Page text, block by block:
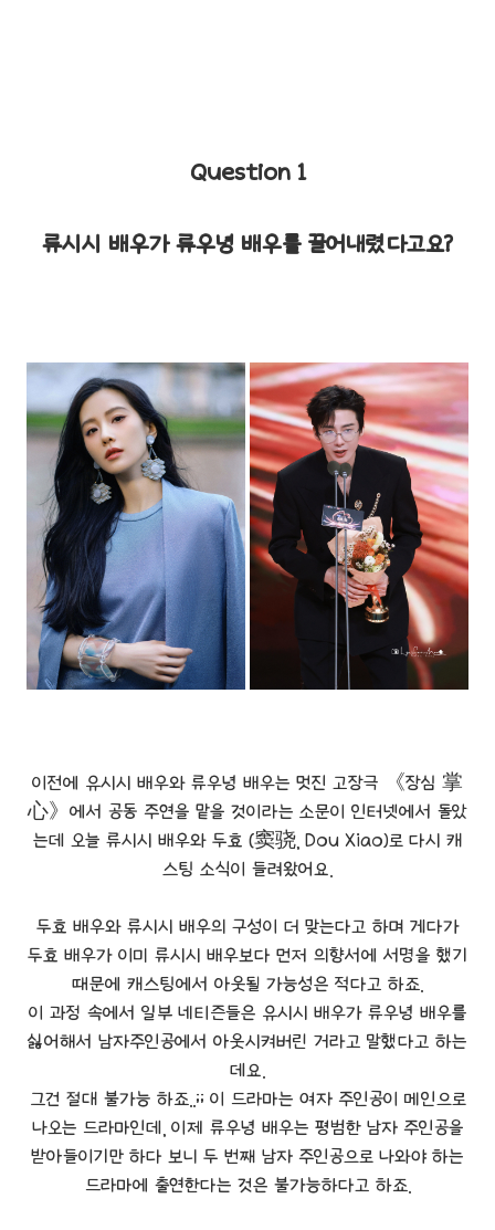
Question 1
류시시 배우가 류우녕 배우를 끌어내렸다고요?
이전에 유시시 배우와 류우녕 배우는 멋진 고장극 《장심 掌
心》에서 공동 주연을 맡을 것이라는 소문이 인터넷에서 돌았
는데 오늘 류시시 배우와 두효 (窦骁, Dou Xiao)로 다시 캐
스팅 소식이 들려왔어요.
두효 배우와 류시시 배우의 구성이 더 맞는다고 하며 게다가
두효 배우가 이미 류시시 배우보다 먼저 의향서에 서명을 했기
때문에 캐스팅에서 아웃될 가능성은 적다고 하죠.
이 과정 속에서 일부 네티즌들은 유시시 배우가 류우녕 배우를
싫어해서 남자주인공에서 아웃시켜버린 거라고 말했다고 하는
데요.
그건 절대 불가능 하죠..;; 이 드라마는 여자 주인공이 메인으로
나오는 드라마인데, 이제 류우녕 배우는 평범한 남자 주인공을
받아들이기만 하다 보니 두 번째 남자 주인공으로 나와야 하는
드라마에 출연한다는 것은 불가능하다고 하죠.